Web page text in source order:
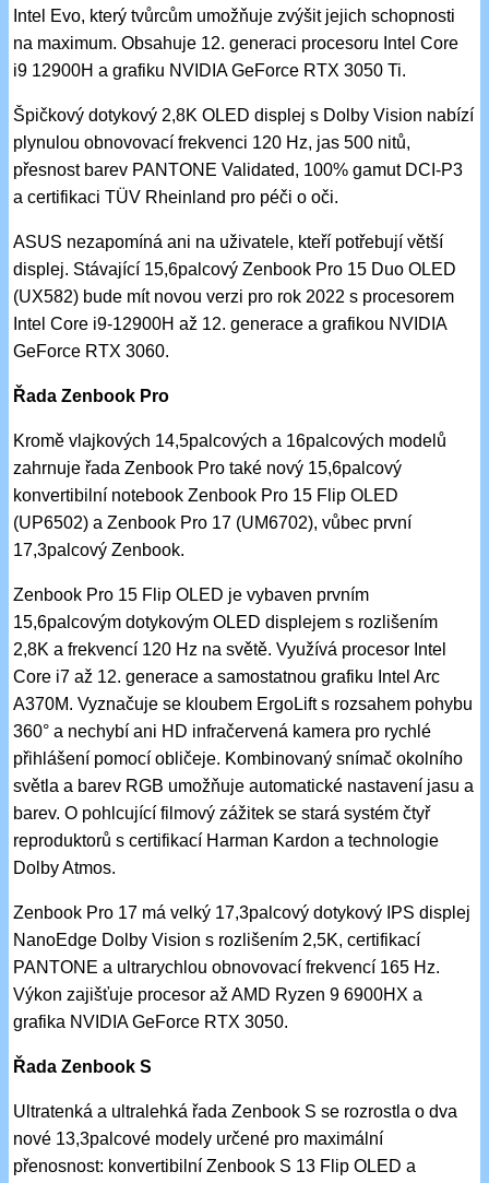
Intel Evo, který tvůrcům umožňuje zvýšit jejich schopnosti
na maximum. Obsahuje 12. generaci procesoru Intel Core
i9 12900H a grafiku NVIDIA GeForce RTX 3050 Ti.
Špičkový dotykový 2,8K OLED displej s Dolby Vision nabízí
plynulou obnovovací frekvenci 120 Hz, jas 500 nitů,
přesnost barev PANTONE Validated, 100% gamut DCI-P3
a certifikaci TÜV Rheinland pro péči o oči.
ASUS nezapomíná ani na uživatele, kteří potřebují větší
displej. Stávající 15,6palcový Zenbook Pro 15 Duo OLED
(UX582) bude mít novou verzi pro rok 2022 s procesorem
Intel Core i9-12900H až 12. generace a grafikou NVIDIA
GeForce RTX 3060.
Řada Zenbook Pro
Kromě vlajkových 14,5palcových a 16palcových modelů
zahrnuje řada Zenbook Pro také nový 15,6palcový
konvertibilní notebook Zenbook Pro 15 Flip OLED
(UP6502) a Zenbook Pro 17 (UM6702), vůbec první
17,3palcový Zenbook.
Zenbook Pro 15 Flip OLED je vybaven prvním
15,6palcovým dotykovým OLED displejem s rozlišením
2,8K a frekvencí 120 Hz na světě. Využívá procesor Intel
Core i7 až 12. generace a samostatnou grafiku Intel Arc
A370M. Vyznačuje se kloubem ErgoLift s rozsahem pohybu
360° a nechybí ani HD infračervená kamera pro rychlé
přihlášení pomocí obličeje. Kombinovaný snímač okolního
světla a barev RGB umožňuje automatické nastavení jasu a
barev. O pohlcující filmový zážitek se stará systém čtyř
reproduktorů s certifikací Harman Kardon a technologie
Dolby Atmos.
Zenbook Pro 17 má velký 17,3palcový dotykový IPS displej
NanoEdge Dolby Vision s rozlišením 2,5K, certifikací
PANTONE a ultrarychlou obnovovací frekvencí 165 Hz.
Výkon zajišťuje procesor až AMD Ryzen 9 6900HX a
grafika NVIDIA GeForce RTX 3050.
Řada Zenbook S
Ultratenká a ultralehká řada Zenbook S se rozrostla o dva
nové 13,3palcové modely určené pro maximální
přenosnost: konvertibilní Zenbook S 13 Flip OLED a